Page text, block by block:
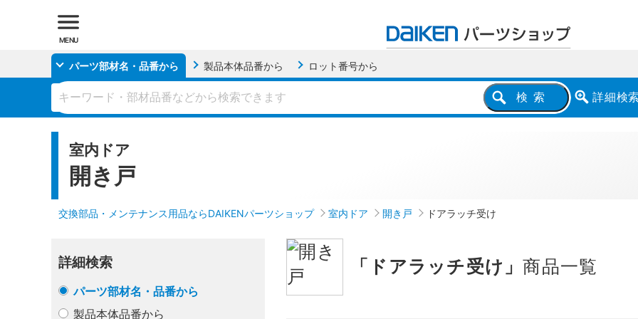
MENU
パーツ部材名・品番から 製品本体品番から ロット番号から
検索 詳細検
室内ドア
開き戸
交換部品・メンテナンス用品ならDAIKENパーツショップ 室内ドア 開き戸 ドアラッチ受け
「ドアラッチ受け」商品一覧
詳細検索
パーツ部材名・品番から
製品本体品番から